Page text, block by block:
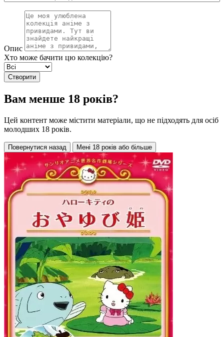
Опис
Хто може бачити цю колекцію?
Створити
Вам менше 18 років?
Цей контент може містити матеріали, що не підходять для осіб
молодших 18 років.
Повернутися назад Мені 18 років або більше